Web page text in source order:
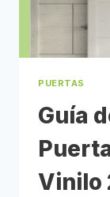
PUERTAS
Guía
Vinilo